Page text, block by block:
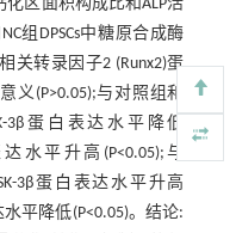
区面积构成比和ALP活
组DPSCs中糖原合成酶
关转录因子2 (Runx2)蛋
义(P>0.05);与对照组和
3β蛋白表达水平降低
达水平升高(P<0.05);与
3β蛋白表达水平升高
水平降低(P<0.05)。结论: